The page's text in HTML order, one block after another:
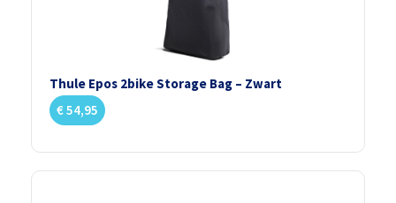
Thule Epos 2bike Storage Bag – Zwart
€54,95